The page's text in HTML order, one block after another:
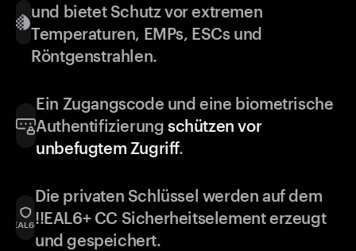
und bietet Schutz vor extremen
Temperaturen, EMPs, ESCs und
Röntgenstrahlen.
Ein Zugangscode und eine biometrische
Authentifizierung schützen vor
unbefugtem Zugriff.
Die privaten Schlüssel werden auf dem
!!EAL6+ CC Sicherheitselement erzeugt
und gespeichert.